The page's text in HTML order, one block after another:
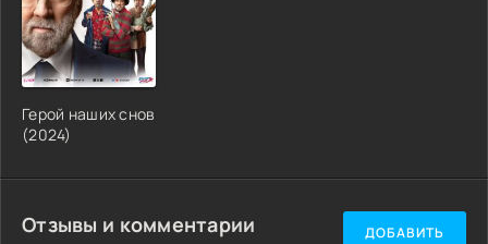
Герой наших снов
(2024)
Отзывы и комментарии ДОБАВИТЬ